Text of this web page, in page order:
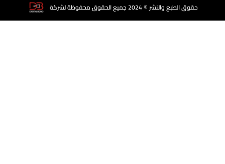
حقوق الطبع والنشر © 2024 جميع الحقوق محفوظة لشركة